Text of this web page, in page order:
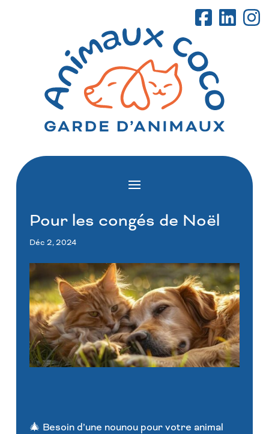
Pour les congés de Noël
Déc 2, 2024
🎄 Besoin d’une nounou pour votre animal